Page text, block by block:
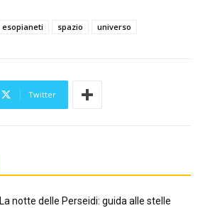
esopianeti spazio universo
Twitter
La notte delle Perseidi: guida alle stelle